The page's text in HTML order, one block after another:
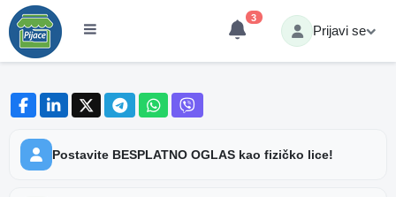
3
Prijavi se
Postavite BESPLATNO OGLAS kao fizičko lice!